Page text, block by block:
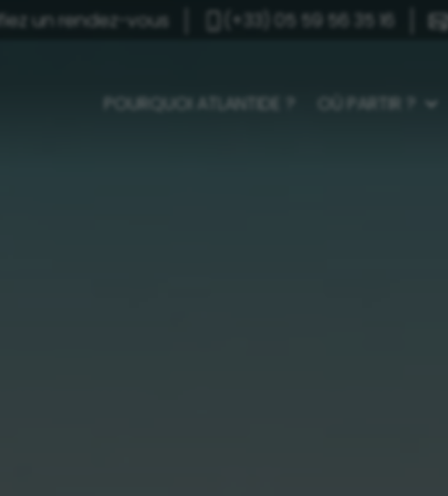
un rendez-vous (+33) 05 59 56 35 16
POURQUOI ATLANTIDE ? OÙ PARTIR ?